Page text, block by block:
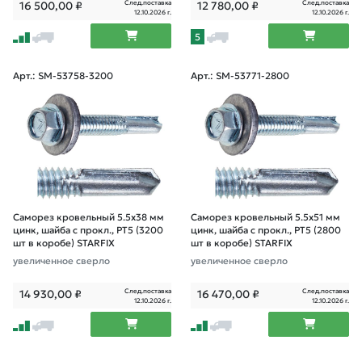
16 500,00₽
След.поставка
12.10.2026 г.
12 780,00₽
След.поставка
12.10.2026 г.
5
Арт.: SM-53758-3200
Саморез кровельный 5.5х38 мм
цинк, шайба с прокл., PT5 (3200
шт в коробе) STARFIX
увеличенное сверло
14 930,00₽
След.поставка
12.10.2026 г.
Арт.: SM-53771-2800
Саморез кровельный 5.5х51 мм
цинк, шайба с прокл., PT5 (2800
шт в коробе) STARFIX
увеличенное сверло
16 470,00₽
След.поставка
12.10.2026 г.